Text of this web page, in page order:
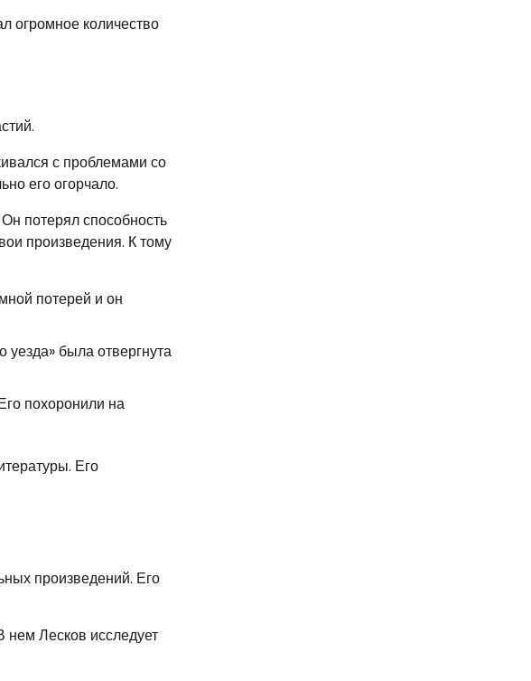
огромное количество
с проблемами со
его огорчало.
потерял способность
произведения. К тому
потерей и он
уезда» была отвергнута
похоронили на
Его
произведений. Его
Лесков исследует